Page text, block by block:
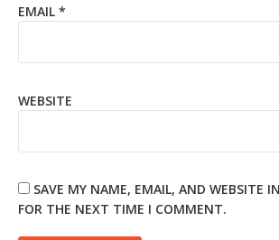
EMAIL *
WEBSITE
SAVE MY NAME, EMAIL, AND WEBSITE
FOR THE NEXT TIME I COMMENT.